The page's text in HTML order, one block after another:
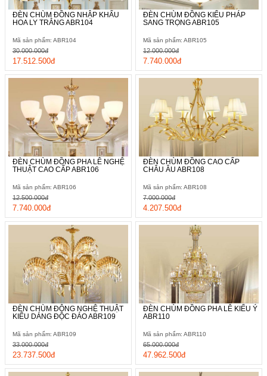
ĐÈN CHÙM ĐỒNG NHẬP KHẨU
HOA LY TRẮNG ABR104
Mã sản phẩm: ABR104
17.512.500đ
30.000.000đ
ĐÈN CHÙM ĐỒNG KIỂU PHÁP
SANG TRỌNG ABR105
Mã sản phẩm: ABR105
7.740.000đ
12.000.000đ
ĐÈN CHÙM ĐỒNG PHA LÊ NGHỆ
THUẬT CAO CẤP ABR106
Mã sản phẩm: ABR106
7.740.000đ
12.500.000đ
ĐÈN CHÙM ĐỒNG CAO CẤP
CHÂU ÂU ABR108
Mã sản phẩm: ABR108
4.207.500đ
7.000.000đ
ĐÈN CHÙM ĐÔNG NGHỆ THUẬT
KIỂU DÁNG ĐỘC ĐÁO ABR109
Mã sản phẩm: ABR109
23.737.500đ
33.000.000đ
ĐÈN CHÙM ĐỒNG PHA LÊ KIỂU Ý
ABR110
Mã sản phẩm: ABR110
47.962.500đ
65.000.000đ